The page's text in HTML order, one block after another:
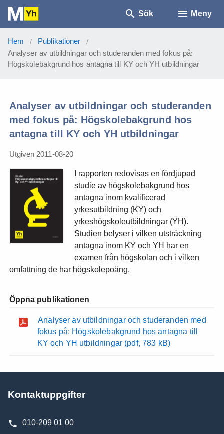
Sök Meny
Hem / Publikationer /
Analyser av utbildningar och studeranden med fokus på:
Högskolebakgrund hos antagna till KY och YH utbildningar
Analyser av utbildningar och studeranden
med fokus på: Högskolebakgrund hos
antagna till KY och YH utbildningar
Utgiven 2011-08-20
I rapporten redovisas en fördjupad
studie av högskolebakgrund hos
antagna inom kvalificerad
yrkesutbildning (KY) och
yrkeshögskoleutbildningar (YH).
Studien belyser i vilken utsträckning
antagna inom KY och YH har en
examen från högskolan och i vilken
omfattning de har högskolepoäng.
Öppna publikationen
Analyser av utbildningar och studeranden med
fokus på: Högskolebakgrund hos antagna till
KY och YH utbildningar (pdf, 783 kB)
Kontaktuppgifter
010-209 01 00